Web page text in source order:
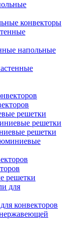
конвекторы
напольные
решетки
решетки
решетки
решетки
конвекторов